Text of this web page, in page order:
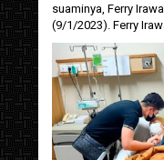
suaminya, Ferry
(9/1/2023). Ferry